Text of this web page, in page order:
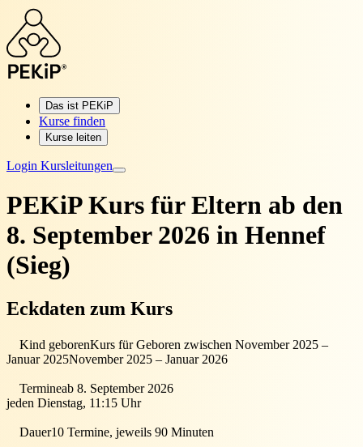
Das ist PEKiP
Kurse finden
Kurse leiten
Login Kursleitungen
PEKiP Kurs für Eltern ab den
8. September 2026 in Hennef
(Sieg)
Eckdaten zum Kurs
Kind geborenKurs für Geboren zwischen November 2025 –
Januar 2025November 2025 – Januar 2026
Termineab 8. September 2026
jeden Dienstag, 11:15 Uhr
Dauer10 Termine, jeweils 90 Minuten